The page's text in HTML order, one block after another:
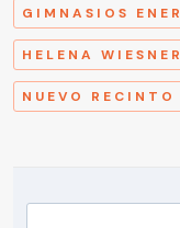
GIMNASIOS
​​​​HELENA WIESNER
NUEVO